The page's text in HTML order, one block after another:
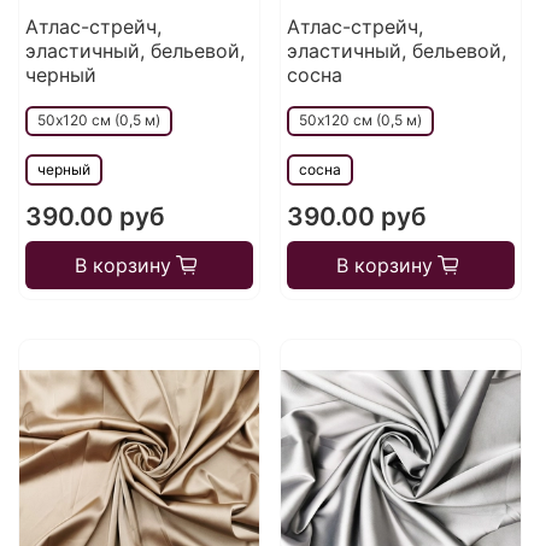
Атлас-стрейч,
эластичный, бельевой,
черный
50х120 см (0,5 м)
черный
390.00 руб
В корзину
Атлас-стрейч,
эластичный, бельевой,
сосна
50х120 см (0,5 м)
сосна
390.00 руб
В корзину